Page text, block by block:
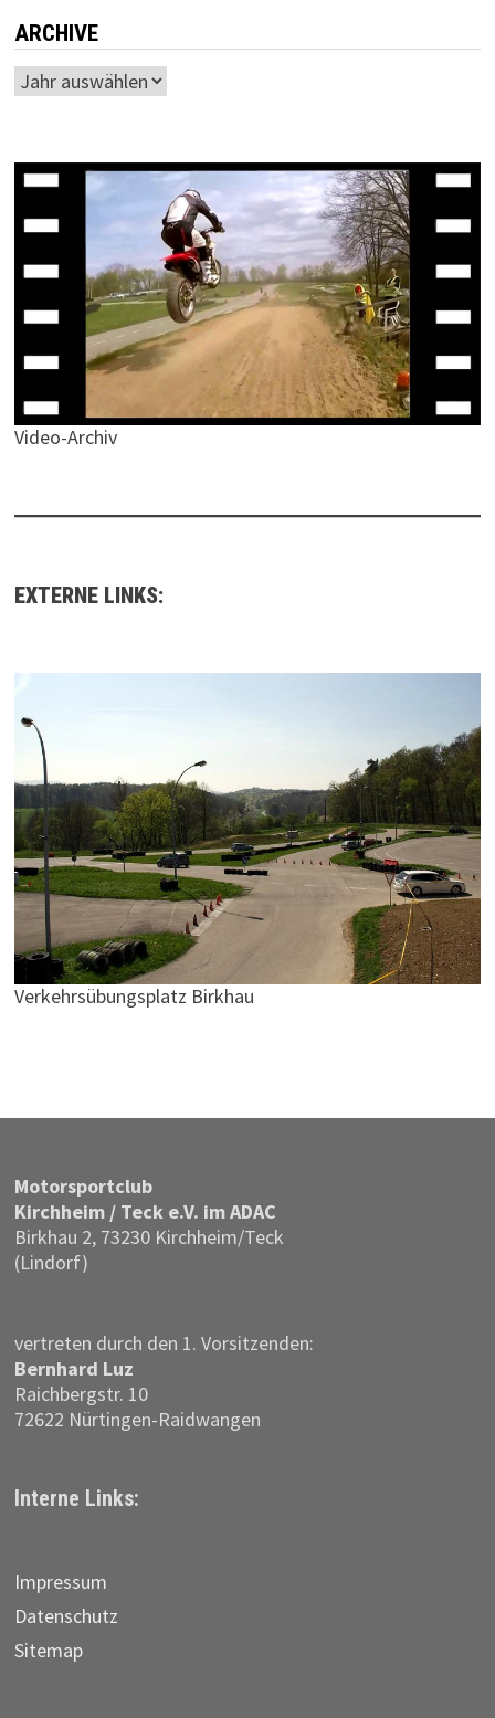
ARCHIVE
Video-Archiv
EXTERNE LINKS:
Verkehrsübungsplatz Birkhau
Motor­sportclub
Kirchheim / Teck e.V. im ADAC
Birkhau 2, 73230 Kirchheim/Teck
(Lindorf)
vertreten durch den 1. Vorsitzenden:
Bernhard Luz
Raichbergstr. 10
72622 Nürtingen-Raidwangen
Interne Links:
Impressum
Datenschutz
Sitemap